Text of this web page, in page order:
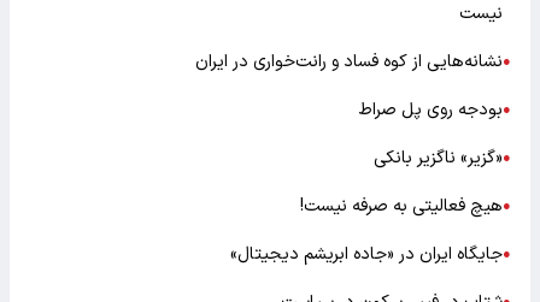
نیست
●نشانه‌هایی از کوه فساد و رانت‌خواری در ایران
●بودجه روی پل صراط
●«گزیر» ناگزیر بانکی
●هیچ فعالیتی به صرفه نیست!
●جایگاه ایران در «جاده ابریشم دیجیتال»